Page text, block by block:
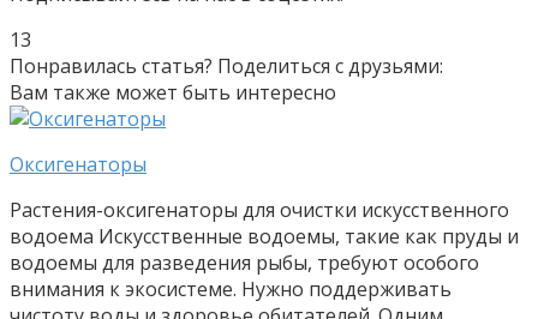
13
Понравилась статья? Поделиться с друзьями:
Вам также может быть интересно
Оксигенаторы
Растения-оксигенаторы для очистки искусственного
водоема Искусственные водоемы, такие как пруды и
водоемы для разведения рыбы, требуют особого
внимания к экосистеме. Нужно поддерживать